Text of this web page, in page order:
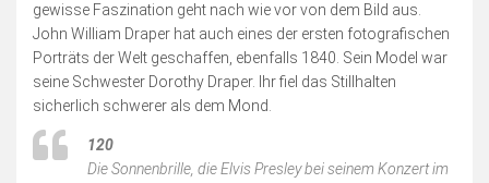
gewisse Faszination geht nach wie vor von dem Bild aus.
John William Draper hat auch eines der ersten fotografischen
Porträts der Welt geschaffen, ebenfalls 1840. Sein Model war
seine Schwester Dorothy Draper. Ihr fiel das Stillhalten
sicherlich schwerer als dem Mond.
120
Die Sonnenbrille, die Elvis Presley bei seinem Konzert im